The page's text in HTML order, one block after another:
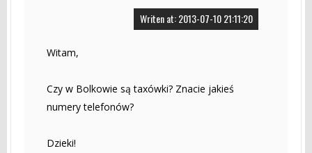
Writen at: 2013-07-10 21:11:20
Witam,
Czy w Bolkowie są taxówki? Znacie jakieś
numery telefonów?
Dzieki!